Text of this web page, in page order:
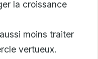
la croissance
moins traiter
vertueux.